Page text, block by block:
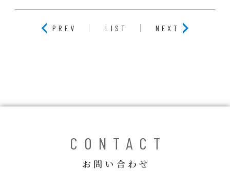
PREV LIST NEXT
CONTACT
お問い合わせ